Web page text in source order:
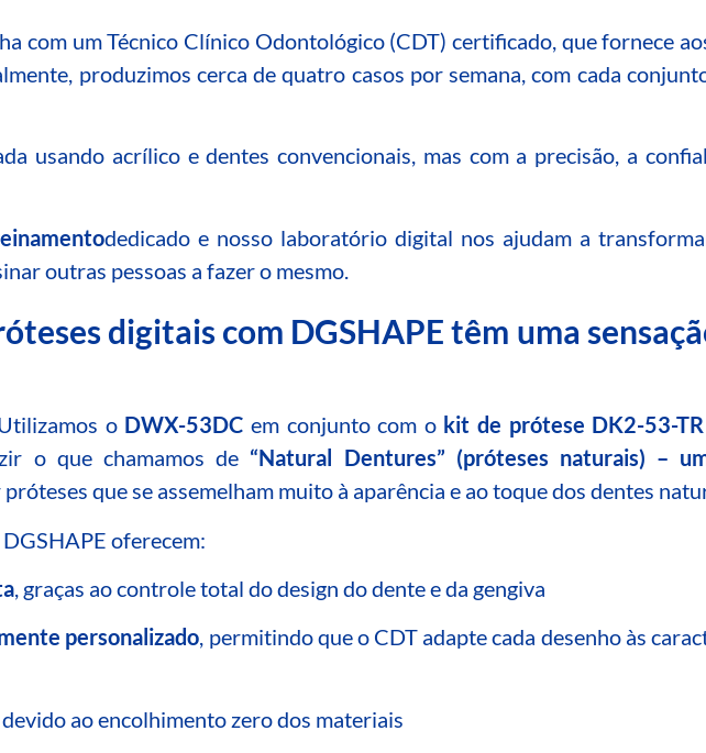
com um Técnico Clínico Odontológico (CDT) certificado, que fornece
produzimos cerca de quatro casos por semana, com cada
usando acrílico e dentes convencionais, mas com a precisão, a
dedicado e nosso laboratório digital nos ajudam a
outras pessoas a fazer o mesmo.
digitais com DGSHAPE têm uma
o DWX-53DC em conjunto com o kit de prótese DK2-53-TR
o que chamamos de “Natural Dentures” (próteses naturais) –
que se assemelham muito à aparência e ao toque dos dentes
oferecem:
, graças ao controle total do design do dente e da gengiva
personalizado, permitindo que o CDT adapte cada desenho às
, devido ao encolhimento zero dos materiais